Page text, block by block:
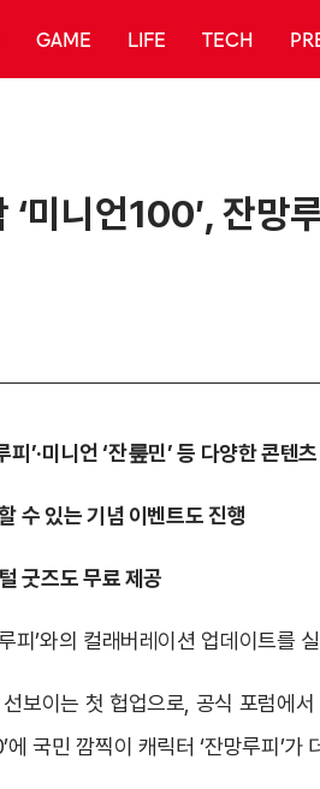
GAME LIFE TECH
미니언100′, 잔망
’·미니언 ‘잔뤂민’ 등 다양한 콘텐
수 있는 기념 이벤트도 진행
굿즈도 무료 제공
피’와의 컬래버레이션 업데이트를
보이는 첫 헙업으로, 공식 포럼에
국민 깜찍이 캐릭터 ‘잔망루피’